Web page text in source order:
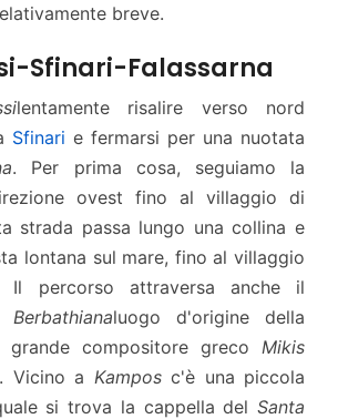
breve.
Sfinari-Falassarna
lentamente risalire verso nord
Sfinari e fermarsi per una nuotata
. Per prima cosa, seguiamo la
ovest fino al villaggio di
strada passa lungo una collina e
lontana sul mare, fino al villaggio
Il percorso attraversa anche il
Berbathianaluogo d'origine della
grande compositore greco Mikis
. Vicino a Kamposc'è una piccola
si trova la cappella del Santa